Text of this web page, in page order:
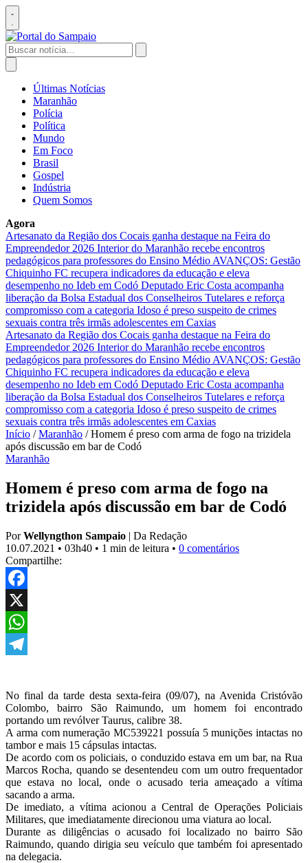
Pular
para
o
conteúdo
Abrir
menu
Buscar
por:
Abrir
buscaÚltimas Notícias
Maranhão
Polícia
Política
Mundo
Em Foco
Brasil
Gospel
Indústria
Quem Somos
Agora
Artesanato da Região dos Cocais ganha destaque na Feira do
Empreendedor 2026 Interior do Maranhão recebe encontros
pedagógicos para professores do Ensino Médio AVANÇOS: Gestão
Chiquinho FC recupera indicadores da educação e eleva
desempenho no Ideb em Codó Deputado Eric Costa acompanha
liberação da Bolsa Estadual dos Conselheiros Tutelares e reforça
compromisso com a categoria Idoso é preso suspeito de crimes
sexuais contra três irmãs adolescentes em Caxias
Artesanato da Região dos Cocais ganha destaque na Feira do
Empreendedor 2026 Interior do Maranhão recebe encontros
pedagógicos para professores do Ensino Médio AVANÇOS: Gestão
Chiquinho FC recupera indicadores da educação e eleva
desempenho no Ideb em Codó Deputado Eric Costa acompanha
liberação da Bolsa Estadual dos Conselheiros Tutelares e reforça
compromisso com a categoria Idoso é preso suspeito de crimes
sexuais contra três irmãs adolescentes em Caxias
Início / Maranhão / Homem é preso com arma de fogo na trizidela
após discussão em bar de Codó
Maranhão
Homem é preso com arma de fogo na
trizidela após discussão em bar de Codó
PorWellyngthon Sampaio | Da Redação
10.07.2021 • 03h40 • 1 min de leitura • 0 comentários
Compartilhe:
Facebook
X
WhatsApp
No final da tarde desta sexta-feira (09/07), na Avenida Cristóvão
Colombo, bairro São Raimundo, um homem foi encontrado
portando um revólver Taurus, calibre 38.
A arma com numeração MC539221 possuía 5 munições intactas no
tambor e mais 15 cápsulas intactas.
De acordo com os policiais, o conduzido estava em um bar, na Rua
Marcos Rocha, quando se desentendeu com um outro frequentador
que estava no local, onde o acusado teria ameaçado a vítima
sacando a arma.
De imediato, a vítima acionou a Central de Operações Policiais
Militares, que imediatamente direcionou uma viatura ao local.
Durante as diligências o acusado foi localizado no bairro São
Raimundo, quando dirigia seu veículo que também foi apresentado
na delegacia.